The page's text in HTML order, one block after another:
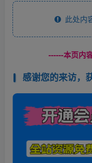
此处内
------本页内
感谢您的来访，